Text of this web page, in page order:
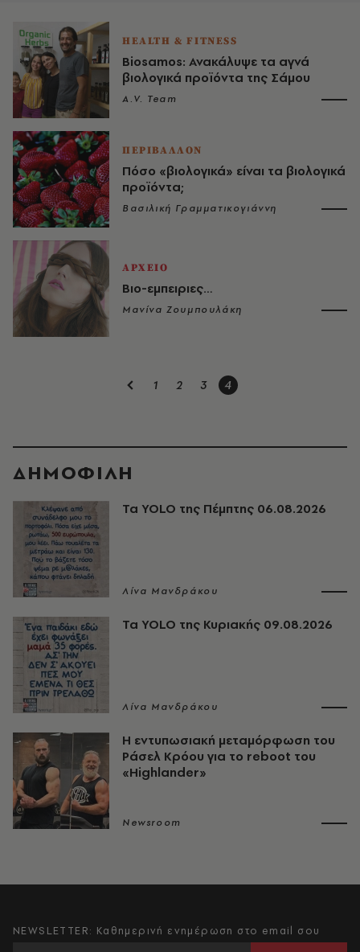
HEALTH & FITNESS
Biosamos: Ανακάλυψε τα αγνά
βιολογικά προϊόντα της Σάμου
A.V. Team
ΠΕΡΙΒΑΛΛΟΝ
Πόσο «βιολογικά» είναι τα βιολογικά
προϊόντα;
Βασιλική Γραμματικογιάννη
ΑΡΧΕΙΟ
Βιο-εμπειριες…
Μανίνα Ζουμπουλάκη
1 2 3 4
ΔΗΜΟΦΙΛΗ
Τα YOLO της Πέμπτης 06.08.2026
Λίνα Μανδράκου
Τα YOLO της Κυριακής 09.08.2026
Λίνα Μανδράκου
Η εντυπωσιακή μεταμόρφωση του
Ράσελ Κρόου για το reboot του
«Highlander»
Newsroom
NEWSLETTER: Καθημερινή ενημέρωση στο email σου